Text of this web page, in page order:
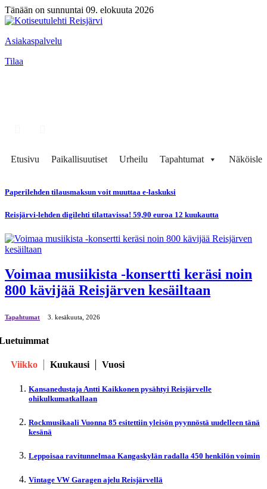
Tänään on sunnuntai 09. elokuuta 2026
Asiakaspalvelu
Tilaa
Etusivu Paikallisuutiset Urheilu Tapahtumat
Paperilehden tilausmaksun voit muuttaa e-laskuksi
Reisjärvi-lehden digilehti tilattavissa! 59,90 euroa 12 kuukautta
Voimaa musiikista -konsertti keräsi noin
800 kävijää Reisjärven kesäiltaan
Tapahtumat 3. kesäkuuta, 2026
Viikko Kuukausi Vuosi
Kansanedustaja Antti Kaikkonen pysähtyi Reisjärvelle
ohikulkumatkallaan
Rockmusikaali Vuonna 85 esitettiin yleisön pyynnöstä uudelleen tänä
kesänä
Leppoisaa ravitunnelmaa Kangaskylän radalla 450 henkilön voimin
Vintage VW Garagen ajelu Reisjärvellä